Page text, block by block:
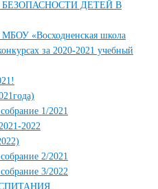
ДЕТЕЙ В
МБОУ «Восходненская школа
за 2020-2021 учебный
1/2021
2022
2/2021
3/2022